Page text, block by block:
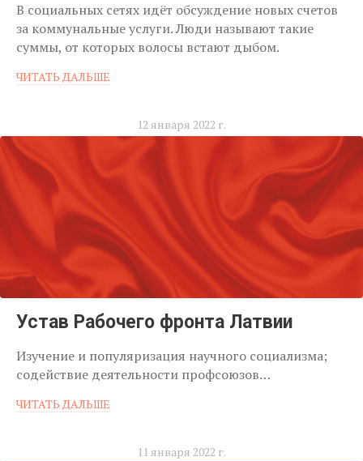
В социальных сетях идёт обсуждение новых счетов
за коммунальные услуги. Люди называют такие
суммы, от которых волосы встают дыбом.
ЧИТАТЬ ДАЛЬШЕ
12 января 2022 г.
Устав Рабочего фронта Латвии
Изучение и популяризация научного социализма;
содействие деятельности профсоюзов…
ЧИТАТЬ ДАЛЬШЕ
11 января 2022 г.